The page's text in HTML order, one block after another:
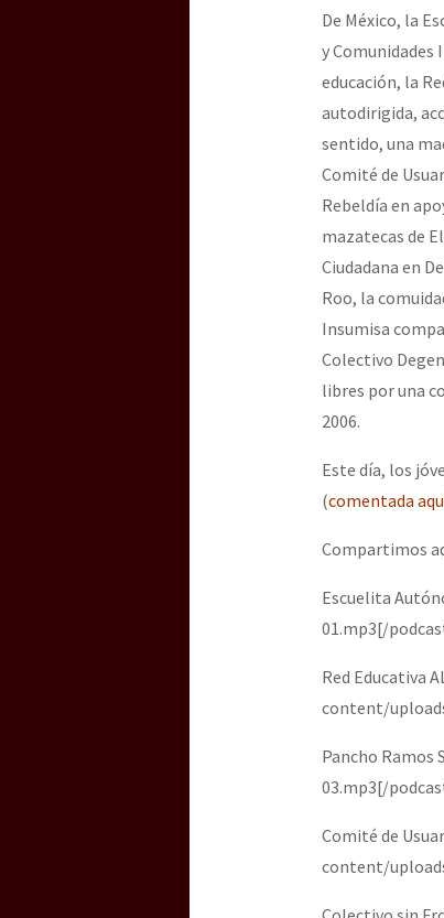
[25 abr –
De México, la
y Comunidades
educación, la
autodirigida,
sentido, una
Comité de
Rebeldía en
mazatecas de
Ciudadana en
Roo, la
Insumisa
Colectivo
libres por una
2006.
Este día, los
(comentada
Compartimos
Escuelita
01.mp3[/
Red Educativa
content/
Pancho
03.mp3[/
Comité de
content/